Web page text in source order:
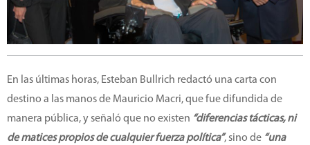
En las últimas horas, Esteban Bullrich redactó una carta con
destino a las manos de Mauricio Macri, que fue difundida de
manera pública, y señaló que no existen “diferencias tácticas, ni
de matices propios de cualquier fuerza política”, sino de “una